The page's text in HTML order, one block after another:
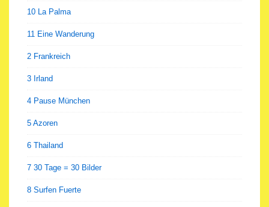
10 La Palma
11 Eine Wanderung
2 Frankreich
3 Irland
4 Pause München
5 Azoren
6 Thailand
7 30 Tage = 30 Bilder
8 Surfen Fuerte